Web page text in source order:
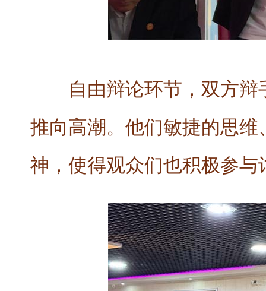
自由辩论环节，双方
推向高潮。他们敏捷的思
神，使得观众们也积极参